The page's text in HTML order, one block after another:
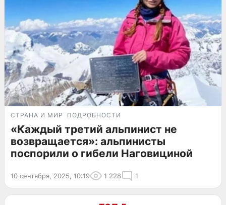
СТРАНА И МИР ПОДРОБНОСТИ
«Каждый третий альпинист не
возвращается»: альпинисты
поспорили о гибели Наговициной
10 сентября, 2025, 10:19 1 228 1